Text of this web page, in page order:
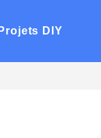
Projets DIY